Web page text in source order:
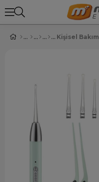
Kişisel Bakım